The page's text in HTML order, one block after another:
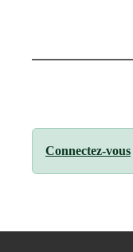
Connectez-vous